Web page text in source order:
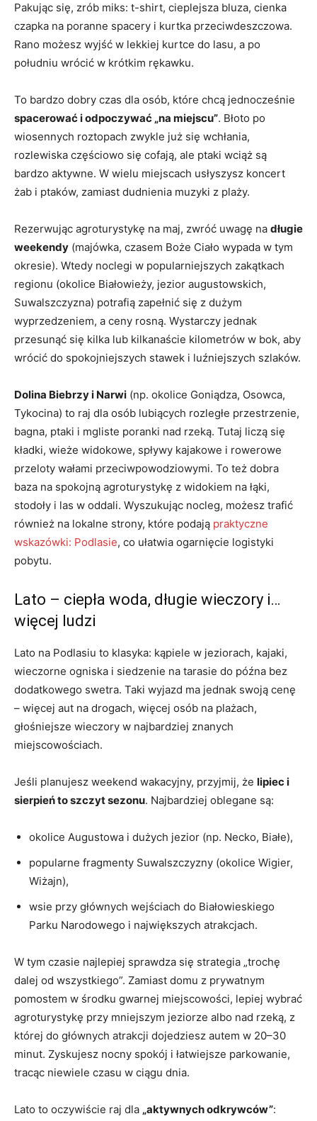
Pakując się, zrób miks: t-shirt, cieplejsza bluza, cienka
czapka na poranne spacery i kurtka przeciwdeszczowa.
Rano możesz wyjść w lekkiej kurtce do lasu, a po
południu wrócić w krótkim rękawku.
To bardzo dobry czas dla osób, które chcą jednocześnie
spacerować i odpoczywać „na miejscu”. Błoto po
wiosennych roztopach zwykle już się wchłania,
rozlewiska częściowo się cofają, ale ptaki wciąż są
bardzo aktywne. W wielu miejscach usłyszysz koncert
żab i ptaków, zamiast dudnienia muzyki z plaży.
Rezerwując agroturystykę na maj, zwróć uwagę na długie
weekendy (majówka, czasem Boże Ciało wypada w tym
okresie). Wtedy noclegi w popularniejszych zakątkach
regionu (okolice Białowieży, jezior augustowskich,
Suwalszczyzna) potrafią zapełnić się z dużym
wyprzedzeniem, a ceny rosną. Wystarczy jednak
przesunąć się kilka lub kilkanaście kilometrów w bok, aby
wrócić do spokojniejszych stawek i luźniejszych szlaków.
Dolina Biebrzy i Narwi (np. okolice Goniądza, Osowca,
Tykocina) to raj dla osób lubiących rozległe przestrzenie,
bagna, ptaki i mgliste poranki nad rzeką. Tutaj liczą się
kładki, wieże widokowe, spływy kajakowe i rowerowe
przeloty wałami przeciwpowodziowymi. To też dobra
baza na spokojną agroturystykę z widokiem na łąki,
stodoły i las w oddali. Wyszukując nocleg, możesz trafić
również na lokalne strony, które podają praktyczne
wskazówki: Podlasie, co ułatwia ogarnięcie logistyki
pobytu.
Lato – ciepła woda, długie wieczory i…
więcej ludzi
Lato na Podlasiu to klasyka: kąpiele w jeziorach, kajaki,
wieczorne ogniska i siedzenie na tarasie do późna bez
dodatkowego swetra. Taki wyjazd ma jednak swoją cenę
– więcej aut na drogach, więcej osób na plażach,
głośniejsze wieczory w najbardziej znanych
miejscowościach.
Jeśli planujesz weekend wakacyjny, przyjmij, że lipiec i
sierpień to szczyt sezonu. Najbardziej oblegane są:
okolice Augustowa i dużych jezior (np. Necko, Białe),
popularne fragmenty Suwalszczyzny (okolice Wigier,
Wiżajn),
wsie przy głównych wejściach do Białowieskiego
Parku Narodowego i największych atrakcjach.
W tym czasie najlepiej sprawdza się strategia „trochę
dalej od wszystkiego”. Zamiast domu z prywatnym
pomostem w środku gwarnej miejscowości, lepiej wybrać
agroturystykę przy mniejszym jeziorze albo nad rzeką, z
której do głównych atrakcji dojedziesz autem w 20–30
minut. Zyskujesz nocny spokój i łatwiejsze parkowanie,
tracąc niewiele czasu w ciągu dnia.
Lato to oczywiście raj dla „aktywnych odkrywców”: